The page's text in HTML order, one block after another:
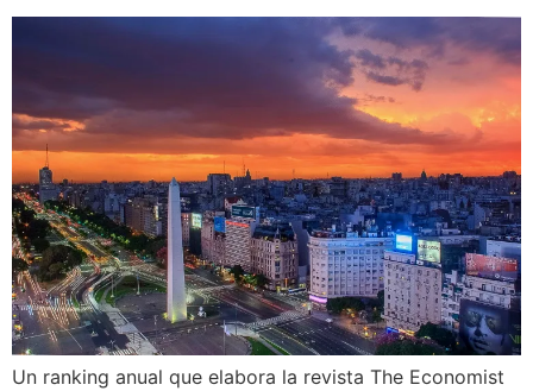
Un ranking anual que elabora la revista The Economist